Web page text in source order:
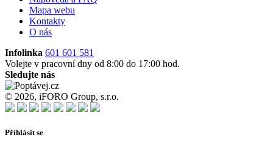
Mapa webu
Kontakty
O nás
Infolinka 601 601 581
Volejte v pracovní dny od 8:00 do 17:00 hod.
Sledujte nás
© 2026, iFORO Group, s.r.o.
Příhlásit se